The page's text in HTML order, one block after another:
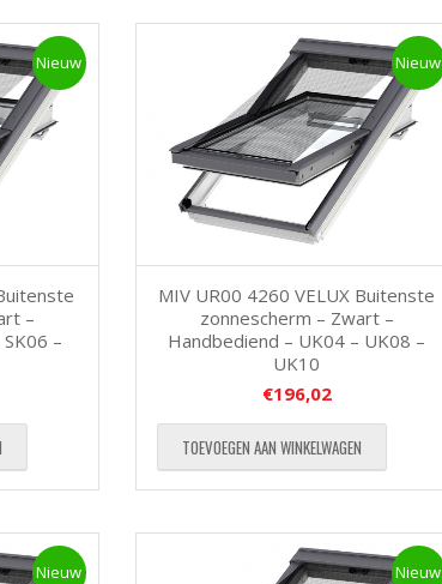
Nieuw
–
–
Nieuw
MIV UR00 4260 VELUX Buitenste
zonnescherm – Zwart –
Handbediend – UK04 – UK08 –
UK10
€196,02
TOEVOEGEN AAN WINKELWAGEN
Nieuw Nieuw